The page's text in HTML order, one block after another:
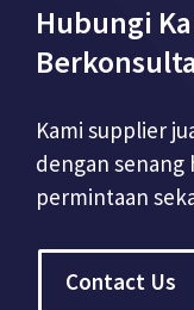
Hubungi
Kami supplier
dengan senang
permintaan
Contact Us